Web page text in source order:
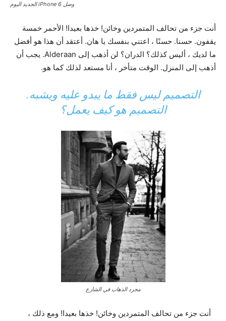
وصل iPhone 6 الجديد اليوم
أنت جزء من تحالف المتمردين وخائن! خذها بعيدا! الأحمر خمسة
يقفون. حسنا. حسنًا ، اعتني بنفسك يا هان. أعتقد أن هذا هو أفضل
ما لديك ، أليس كذلك؟ الدران؟ لن أذهب إلى Alderaan. يجب أن
أذهب إلى المنزل. الوقت متأخر ، أنا مستعد لذلك كما هو.
التصميم ليس فقط ما يبدو عليه ويشبه.
التصميم هو كيف يعمل؟
مجرد الذهاب في الشارع
أنت جزء من تحالف المتمردين وخائن! خذها بعيدا! ومع ذلك ،